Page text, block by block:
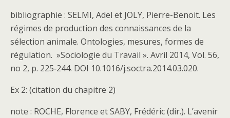
bibliographie : SELMI, Adel et JOLY, Pierre-Benoit. Les
régimes de production des connaissances de la
sélection animale. Ontologies, mesures, formes de
régulation. »Sociologie du Travail ». Avril 2014, Vol. 56,
no 2, p. 225‑244. DOI 10.1016/j.soctra.2014.03.020.
Ex 2: (citation du chapitre 2)
note : ROCHE, Florence et SABY, Frédéric (dir.). L’avenir